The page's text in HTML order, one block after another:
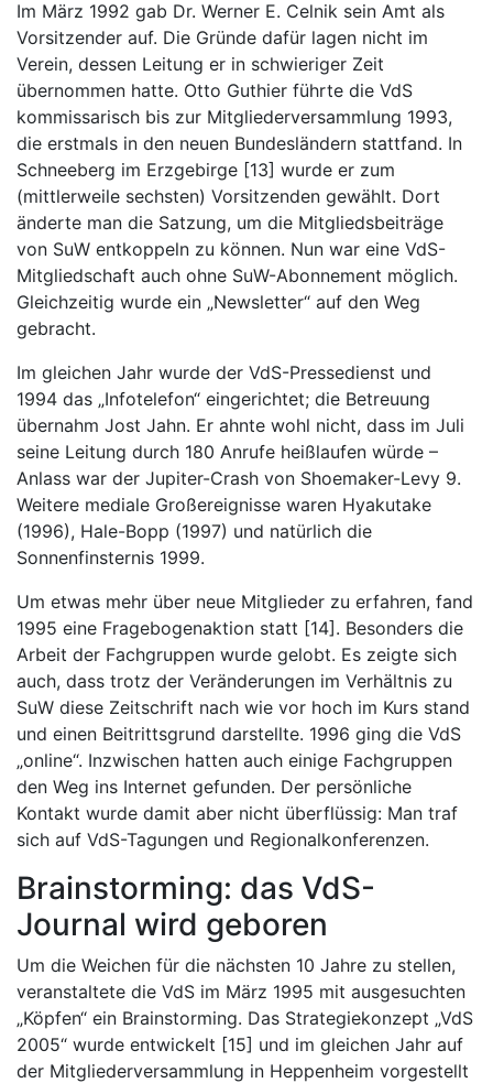
Im März 1992 gab Dr. Werner E. Celnik sein Amt als
Vorsitzender auf. Die Gründe dafür lagen nicht im
Verein, dessen Leitung er in schwieriger Zeit
übernommen hatte. Otto Guthier führte die VdS
kommissarisch bis zur Mitgliederversammlung 1993,
die erstmals in den neuen Bundesländern stattfand. In
Schneeberg im Erzgebirge [13] wurde er zum
(mittlerweile sechsten) Vorsitzenden gewählt. Dort
änderte man die Satzung, um die Mitgliedsbeiträge
von SuW entkoppeln zu können. Nun war eine VdS-
Mitgliedschaft auch ohne SuW-Abonnement möglich.
Gleichzeitig wurde ein „Newsletter“ auf den Weg
gebracht.
Im gleichen Jahr wurde der VdS-Pressedienst und
1994 das „Infotelefon“ eingerichtet; die Betreuung
übernahm Jost Jahn. Er ahnte wohl nicht, dass im Juli
seine Leitung durch 180 Anrufe heißlaufen würde –
Anlass war der Jupiter-Crash von Shoemaker-Levy 9.
Weitere mediale Großereignisse waren Hyakutake
(1996), Hale-Bopp (1997) und natürlich die
Sonnenfinsternis 1999.
Um etwas mehr über neue Mitglieder zu erfahren, fand
1995 eine Fragebogenaktion statt [14]. Besonders die
Arbeit der Fachgruppen wurde gelobt. Es zeigte sich
auch, dass trotz der Veränderungen im Verhältnis zu
SuW diese Zeitschrift nach wie vor hoch im Kurs stand
und einen Beitrittsgrund darstellte. 1996 ging die VdS
„online“. Inzwischen hatten auch einige Fachgruppen
den Weg ins Internet gefunden. Der persönliche
Kontakt wurde damit aber nicht überflüssig: Man traf
sich auf VdS-Tagungen und Regionalkonferenzen.
Brainstorming: das VdS-
Journal wird geboren
Um die Weichen für die nächsten 10 Jahre zu stellen,
veranstaltete die VdS im März 1995 mit ausgesuchten
„Köpfen“ ein Brainstorming. Das Strategiekonzept „VdS
2005“ wurde entwickelt [15] und im gleichen Jahr auf
der Mitgliederversammlung in Heppenheim vorgestellt